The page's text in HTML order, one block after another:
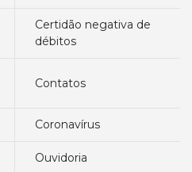
certidão negativa de
débitos
contatos
coronavírus
ouvidoria